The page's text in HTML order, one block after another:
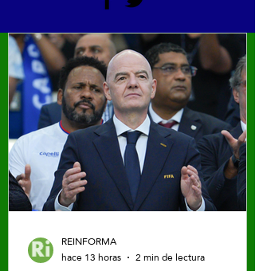
REINFORMA
hace 13 horas
2 min de lectura